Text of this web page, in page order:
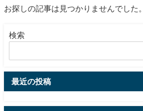
お探しの記事は見つかりませんでした。
検索
最近の投稿